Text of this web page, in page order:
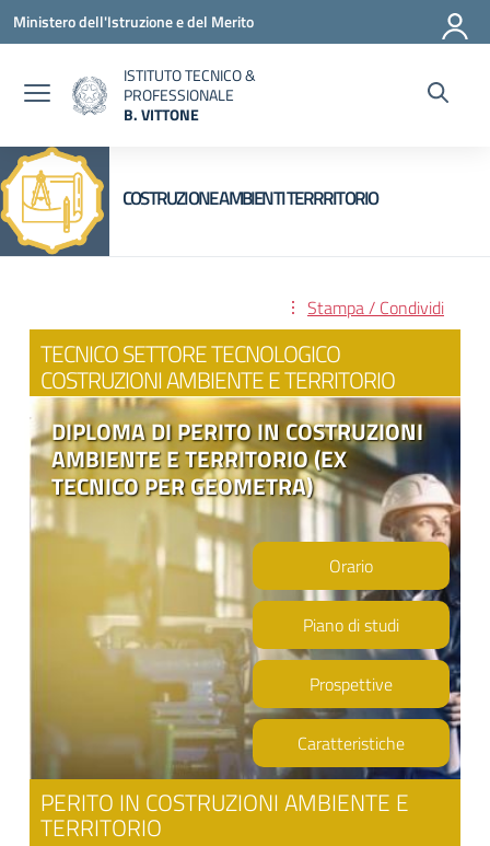
Vai ai contenuti
Vai al menu di navigazione
Vai al footer
Ministero dell'Istruzione e del Merito
ISTITUTO TECNICO &
PROFESSIONALE
B. VITTONE
COSTRUZIONE AMBIENTI TERRRITORIO
Stampa / Condividi
TECNICO SETTORE TECNOLOGICO
COSTRUZIONI AMBIENTE E TERRITORIO
DIPLOMA DI PERITO IN COSTRUZIONI
AMBIENTE E TERRITORIO (EX
TECNICO PER GEOMETRA)
Orario
Piano di studi
Prospettive
Caratteristiche
PERITO IN COSTRUZIONI AMBIENTE E
TERRITORIO